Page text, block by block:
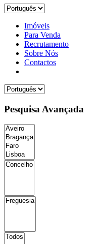
Imóveis
Para Venda
Recrutamento
Sobre Nós
Contactos
Pesquisa Avançada